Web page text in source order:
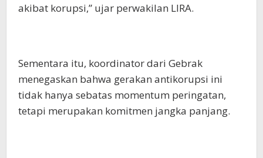
akibat korupsi,” ujar perwakilan LIRA.
Sementara itu, koordinator dari Gebrak
menegaskan bahwa gerakan antikorupsi ini
tidak hanya sebatas momentum peringatan,
tetapi merupakan komitmen jangka panjang.